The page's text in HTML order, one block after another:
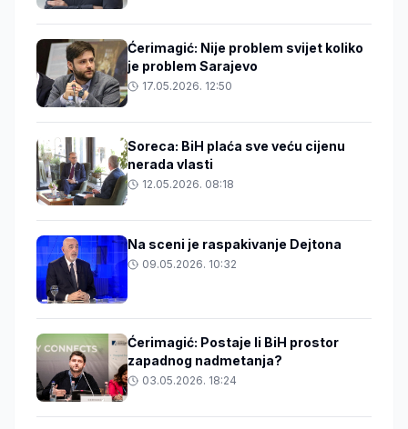
Ćerimagić: Nije problem svijet koliko
je problem Sarajevo
17.05.2026. 12:50
Soreca: BiH plaća sve veću cijenu
nerada vlasti
12.05.2026. 08:18
Na sceni je raspakivanje Dejtona
09.05.2026. 10:32
Ćerimagić: Postaje li BiH prostor
zapadnog nadmetanja?
03.05.2026. 18:24